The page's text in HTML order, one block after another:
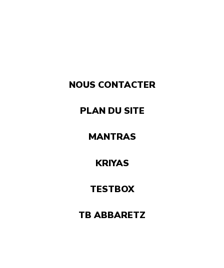
NOUS CONTACTER
PLAN DU SITE
MANTRAS
KRIYAS
TESTBOX
TB ABBARETZ